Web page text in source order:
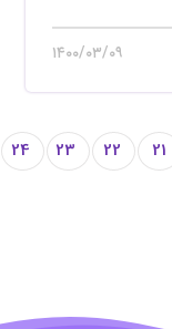
۱۴۰۰/۰۳/۰۹
21
22
23
24